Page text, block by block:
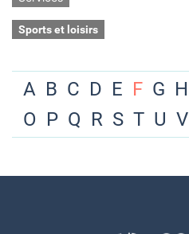
Sports et loisirs
A B C D E F G H
O P Q R S T U V